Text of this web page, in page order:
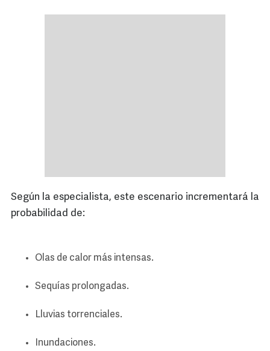
Según la especialista, este escenario incrementará la
probabilidad de:
Olas de calor más intensas.
Sequías prolongadas.
Lluvias torrenciales.
Inundaciones.